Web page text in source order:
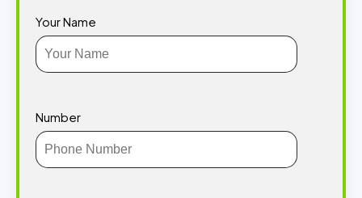
Your Name
Number